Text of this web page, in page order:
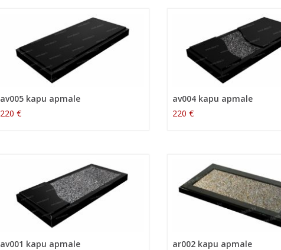
av005 kapu apmale
220 €
av004 kapu apmale
220 €
av001 kapu apmale
ar002 kapu apmale